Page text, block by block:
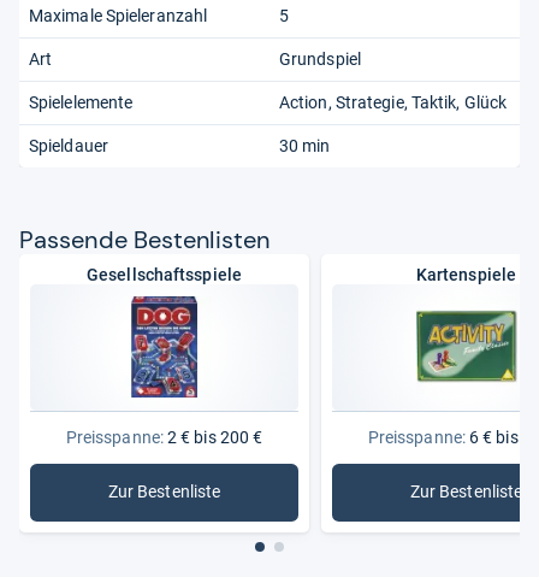
Maximale Spieleranzahl 5
Art Grundspiel
Spielelemente Action Strategie Taktik Glück
Spieldauer 30 min
Pas­sende Bes­ten­lis­ten
Gesellschaftsspiele
Preisspanne:2 € bis 200 €
Zur Bestenliste: Gesellschaftsspiele
Kartenspiele
Preisspanne:6 € bis
Zur Bestenliste
: